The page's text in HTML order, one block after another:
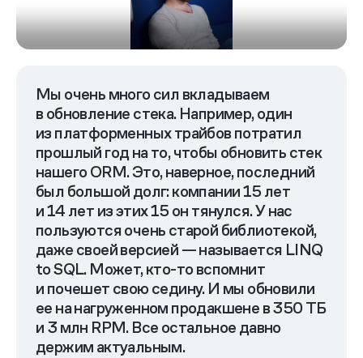
Бэкенд
Фронтенд
Обновления стека
Мы очень много сил вкладываем
в обновление стека. Например,один
из платформенных трайбов потратил
прошлый год на то, чтобы обновить стек
нашего ORM.Это, наверное, последний
был большой долг: компании 15 лет
и 14 лет из этих 15 он тянулся. У нас
пользуются очень старой библиотекой,
даже своей версией — называется LINQ
to SQL. Может, кто-то вспомнит
и почешет свою седину. И мы обновили
ее на нагруженном продакшене в 350 ТБ
и 3 млн RPM. Все остальное давно
держим актуальным.